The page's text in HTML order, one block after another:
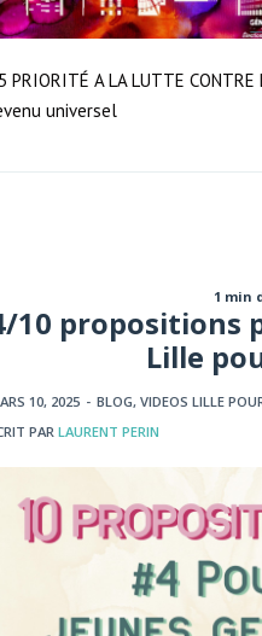
PRIORITÉ A LA LUTTE
universel
1 min
10 propositions
Lille
10, 2025 - BLOG, VIDEOS LILLE
PARLAURENT PERIN